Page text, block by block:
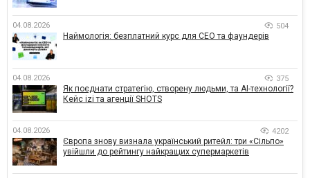
04.08.2026 504
Наймологія: безплатний курс для CEO та фаундерів
04.08.2026 375
Як поєднати стратегію, створену людьми, та AI-технології?
Кейс izi та агенції SHOTS
04.08.2026 4202
Європа знову визнала український ритейл: три «Сільпо»
увійшли до рейтингу найкращих супермаркетів